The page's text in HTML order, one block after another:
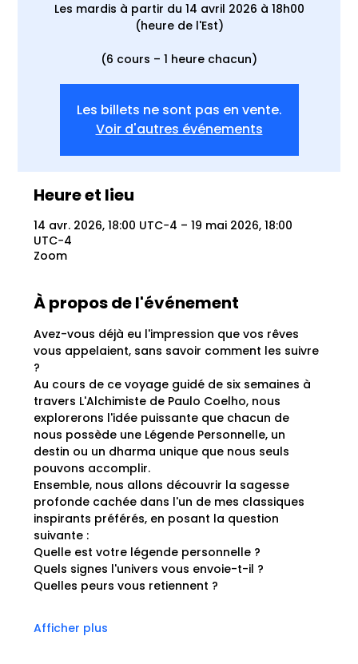
Les mardis à partir du 14 avril 2026 à 18h00
(heure de l'Est)
(6 cours – 1 heure chacun)
Les billets ne sont pas en vente.
Voir d'autres événements
Heure et lieu
14 avr. 2026, 18:00 UTC−4 – 19 mai 2026, 18:00
UTC−4
Zoom
À propos de l'événement
Avez-vous déjà eu l'impression que vos rêves
vous appelaient, sans savoir comment les suivre
?
Au cours de ce voyage guidé de six semaines à
travers L'Alchimiste de Paulo Coelho, nous
explorerons l'idée puissante que chacun de
nous possède une Légende Personnelle, un
destin ou un dharma unique que nous seuls
pouvons accomplir.
Ensemble, nous allons découvrir la sagesse
profonde cachée dans l'un de mes classiques
inspirants préférés, en posant la question
suivante :
Quelle est votre légende personnelle ?
Quels signes l'univers vous envoie-t-il ?
Quelles peurs vous retiennent ?
Afficher plus